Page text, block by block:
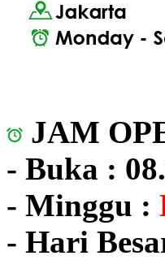
JAM
- Buka :
- Minggu :
- Hari